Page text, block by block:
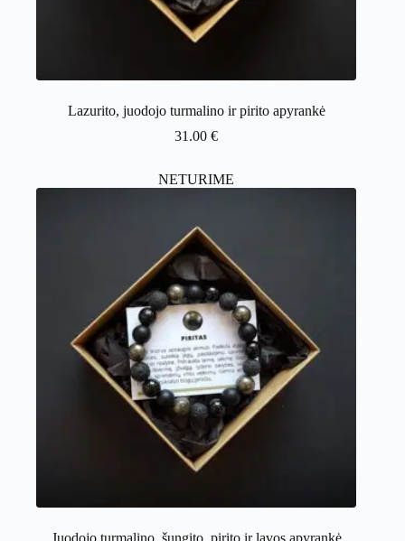
Lazurito, juodojo turmalino ir pirito apyrankė
31.00€
NETURIME
Juodojo turmalino, šungito, pirito ir lavos apyrankė